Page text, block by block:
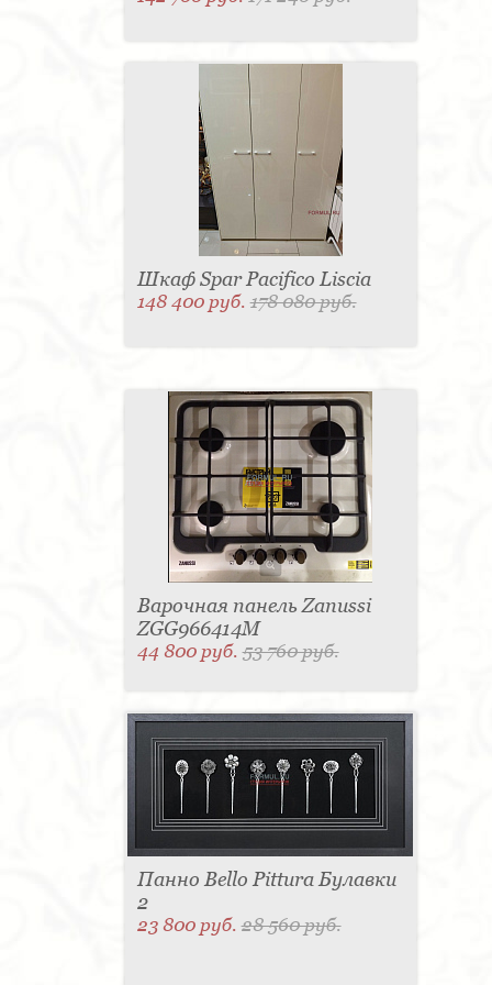
Шкаф Spar Pacifico Liscia
148 400 руб.178 080 руб.
Варочная панель Zanussi
ZGG966414M
44 800 руб.53 760 руб.
Панно Bello Pittura Булавки
2
23 800 руб.28 560 руб.